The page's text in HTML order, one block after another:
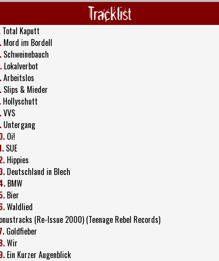
Tracklist
Total Kaputt
Mord im Bordell
Schweinebauch
Lokalverbot
Arbeitslos
Slips & Mieder
Hollyschutt
VVS
Untergang
Oi!
SUE
Hippies
Deutschland in Blech
BMW
Bier
Waldlied
(Re-Issue 2000) (Teenage Rebel Records)
Goldfieber
Wir
Ein Kurzer Augenblick